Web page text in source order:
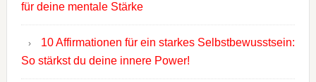
für deine mentale Stärke
10 Affirmationen für ein starkes Selbstbewusstsein:
So stärkst du deine innere Power!